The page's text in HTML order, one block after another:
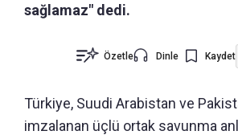
sağlamaz" dedi.
Özetle Dinle Kaydet
Türkiye, Suudi Arabistan ve
imzalanan üçlü ortak savunma